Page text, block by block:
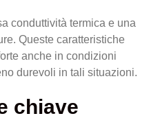
conduttività termica e una
Queste caratteristiche
anche in condizioni
durevoli in tali situazioni.
chiave